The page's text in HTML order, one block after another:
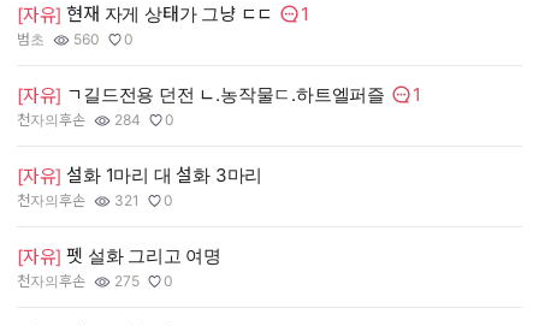
[자유] 현재 자게 상태가 그냥 ㄷㄷ 댓글수:
1
작성자:
범초
조회수:
560
추천수:
0
[자유] ㄱ길드전용 던전 ㄴ.농작물ㄷ.하트엘퍼즐 댓글수:
1
작성자:
천자의후손
조회수:
284
추천수:
0
[자유] 설화 1마리 대 설화 3마리
작성자:
천자의후손
조회수:
321
추천수:
0
[자유] 펫 설화 그리고 여명
작성자:
천자의후손
조회수:
275
추천수:
0